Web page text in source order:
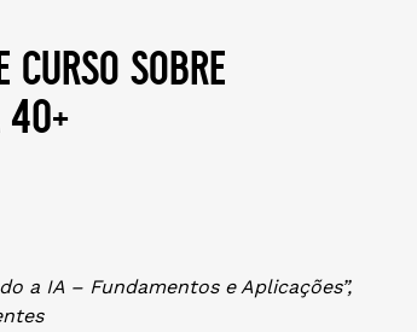
curso sobre
a IA – Fundamentos e Aplicações”,